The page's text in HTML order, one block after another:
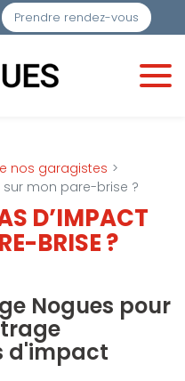
Prendre rendez-vous
nos garagistes
mon pare-brise ?
D’IMPACT
BRISE ?
Nogues pour
d'impact